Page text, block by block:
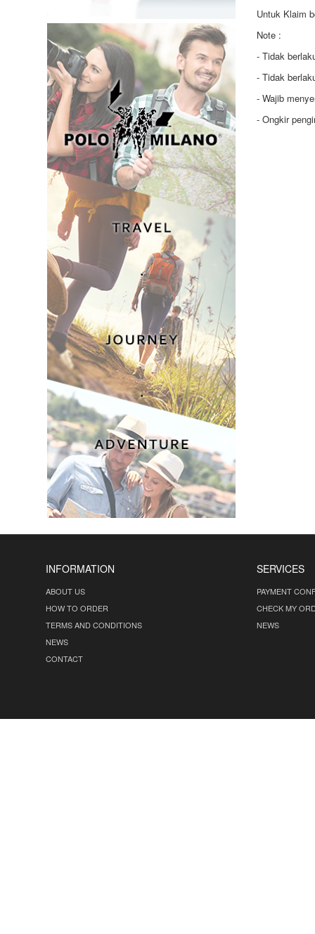
Untuk Klaim
Note :
- Tidak
- Tidak
- Wajib
- Ongkir
INFORMATION
ABOUT US
HOW TO ORDER
TERMS AND CONDITIONS
NEWS
CONTACT
SERVICES
PAYMENT
CHECK MY
NEWS